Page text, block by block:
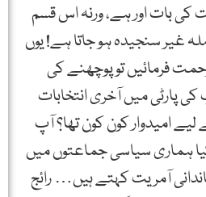
بات اور ہے، ورنہ اس قسم
غیر سنجیدہ ہو جاتا ہے! یوں
فرمائیں تو پوچھنے کی
پارٹی میں آخری انتخابات
امیدوار کون کون تھا؟ آپ
ہماری سیاسی جماعتوں میں
آمریت کہتے ہیں… رائج